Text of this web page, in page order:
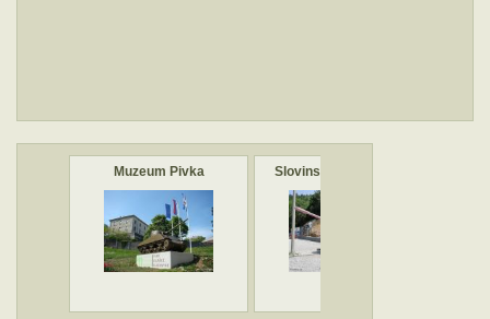
Muzeum Pivka Slovinský růžový tank